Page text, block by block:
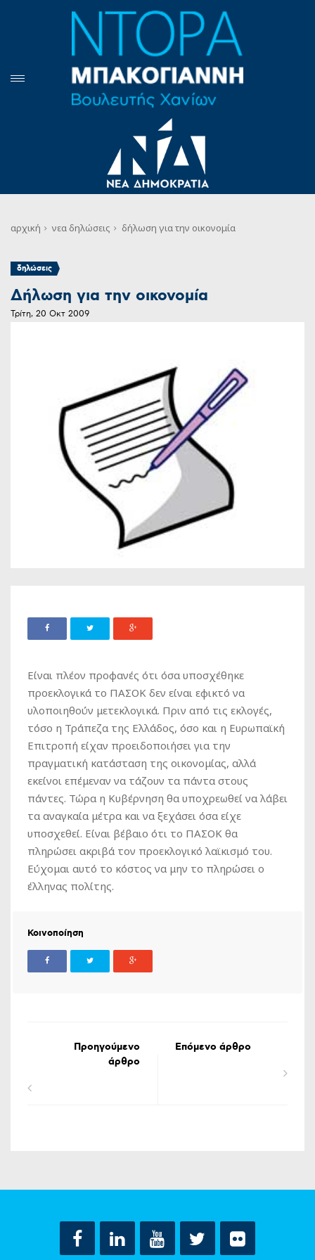
αρχική νεα δηλώσεις δήλωση για την οικονομία
δηλώσεις
Δήλωση για την οικονομία
Τρίτη, 20 Οκτ 2009
Είναι πλέον προφανές ότι όσα υποσχέθηκε
προεκλογικά το ΠΑΣΟΚ δεν είναι εφικτό να
υλοποιηθούν μετεκλογικά. Πριν από τις εκλογές,
τόσο η Τράπεζα της Ελλάδος, όσο και η Ευρωπαϊκή
Επιτροπή είχαν προειδοποιήσει για την
πραγματική κατάσταση της οικονομίας, αλλά
εκείνοι επέμεναν να τάζουν τα πάντα στους
πάντες. Τώρα η Κυβέρνηση θα υποχρεωθεί να λάβει
τα αναγκαία μέτρα και να ξεχάσει όσα είχε
υποσχεθεί. Είναι βέβαιο ότι το ΠΑΣΟΚ θα
πληρώσει ακριβά τον προεκλογικό λαϊκισμό του.
Εύχομαι αυτό το κόστος να μην το πληρώσει ο
έλληνας πολίτης.
Κοινοποίηση
Προηγούμενο
άρθρο
Επόμενο άρθρο